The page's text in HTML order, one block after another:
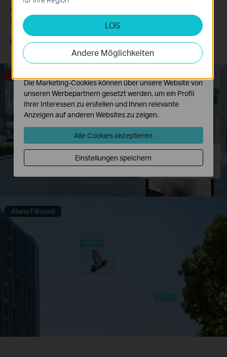
receive more accurate event notifications.
Learn more about VIGI AI technology >>
Human & Vehicle
Classification
Only Human
Classification On
Only Vehicle
Classification On
Alarm Triggered
Alarm Filtered
LOS
Andere Möglichkeiten
Analyse- und Marketing-Cookies
Analyse-Cookies ermöglichen es uns, Ihre Aktivitäten
auf unserer Website zu analysieren, um die
Funktionsweise unserer Website zu verbessern und
Die Marketing-Cookies können über unsere Website von
unseren Werbepartnern gesetzt werden, um ein Profil
Ihrer Interessen zu erstellen und Ihnen relevante
Anzeigen auf anderen Websites zu zeigen.
Alle Cookies akzeptieren
Einstellungen speichern